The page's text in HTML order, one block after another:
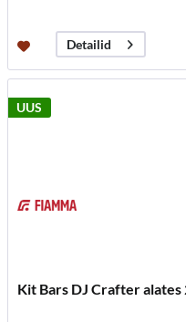
Detailid
UUS
Kit Bars DJ Crafter alates